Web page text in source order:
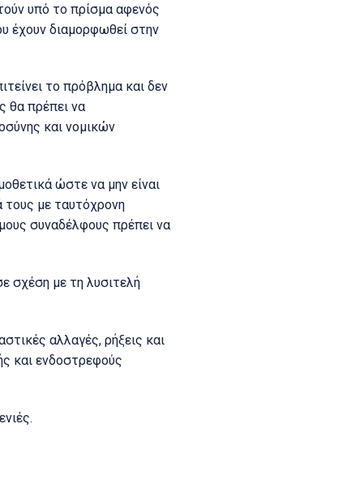
υπό το πρίσμα αφενός
έχουν διαμορφωθεί στην
το πρόβλημα και δεν
θα πρέπει να
και νομικών
ώστε να μην είναι
τους με ταυτόχρονη
συναδέλφους πρέπει να
σχέση με τη λυσιτελή
αλλαγές, ρήξεις και
και ενδοστρεφούς